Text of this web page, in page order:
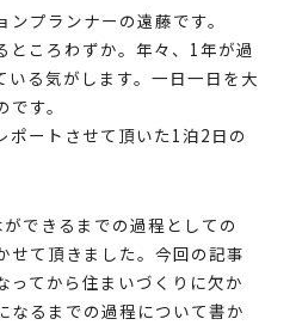
プランナーの遠藤です。
ところわずか。年々、1年が過
いる気がします。一日一日を大
す。
ポートさせて頂いた1泊2日の
できるまでの過程としての
せて頂きました。今回の記事
ってから住まいづくりに欠か
なるまでの過程について書か